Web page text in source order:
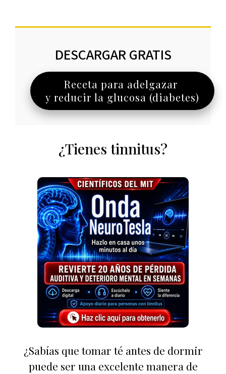
DESCARGAR GRATIS
Receta para adelgazar
y reducir la glucosa (diabetes)
¿Tienes tinnitus?
¿Sabías que tomar té antes de dormir
puede ser una excelente manera de